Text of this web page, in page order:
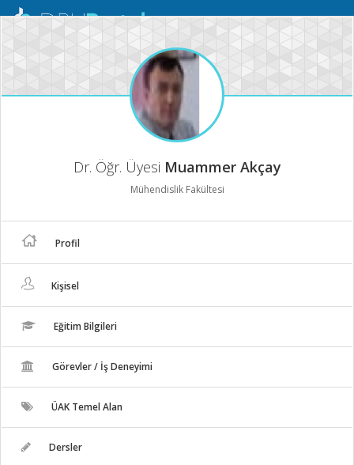
Mobil
Dr. Öğr. Üyesi Muammer Akçay
Mühendislik Fakültesi
Profil
Kişisel
Eğitim Bilgileri
Görevler / İş Deneyimi
ÜAK Temel Alan
Dersler